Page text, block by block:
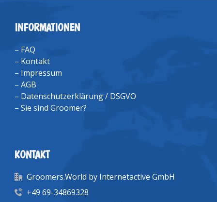
INFORMATIONEN
– FAQ
– Kontakt
– Impressum
– AGB
– Datenschutzerklärung / DSGVO
– Sie sind Groomer?
KONTAKT
Groomers.World by Internetactive GmbH
+49 69-34869328